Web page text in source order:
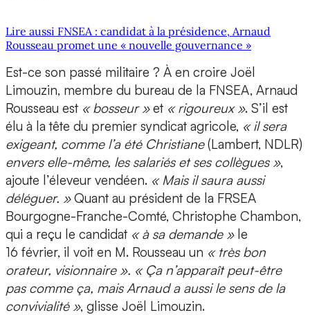
Lire aussi FNSEA : candidat à la présidence, Arnaud
Rousseau promet une « nouvelle gouvernance »
Est-ce son passé militaire ? À en croire Joël
Limouzin, membre du bureau de la FNSEA, Arnaud
Rousseau est « bosseur »et « rigoureux ». S’il est
élu à la tête du premier syndicat agricole, « il sera
exigeant, comme l’a été Christiane(Lambert, NDLR)
envers elle-même, les salariés et ses collègues »,
ajoute l’éleveur vendéen. « Mais il saura aussi
déléguer. »Quant au président de la FRSEA
Bourgogne-Franche-Comté, Christophe Chambon,
qui a reçu le candidat « à sa demande »le
16 février, il voit en M. Rousseau un « très bon
orateur, visionnaire ». « Ça n’apparaît peut-être
pas comme ça, mais Arnaud a aussi le sens de la
convivialité », glisse Joël Limouzin.